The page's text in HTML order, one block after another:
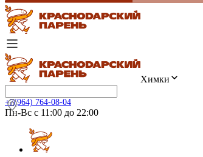
Химки
+7(964) 764-08-04
Пн-Вс с 11:00 до 22:00